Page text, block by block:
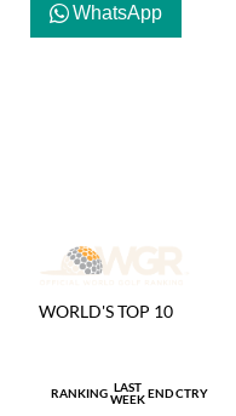
WhatsApp